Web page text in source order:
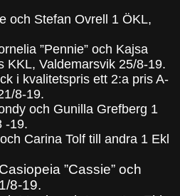
och Stefan Ovrell 1 ÖKL,
”Pennie” och Kajsa
KKL, Valdemarsvik 25/8-19.
i kvalitetspris ett 2:a pris A-
8-19.
och Gunilla Grefberg 1
-19.
Carina Tolf till andra 1 Ekl
”Cassie” och
8-19.